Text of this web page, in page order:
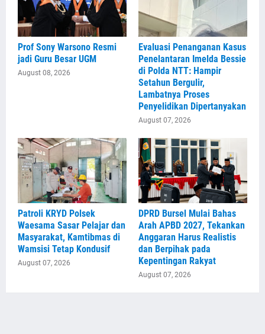
Prof Sony Warsono Resmi
jadi Guru Besar UGM
August 08, 2026
Evaluasi Penanganan Kasus
Penelantaran Imelda Bessie
di Polda NTT: Hampir
Setahun Bergulir,
Lambatnya Proses
Penyelidikan Dipertanyakan
August 07, 2026
Patroli KRYD Polsek
Waesama Sasar Pelajar dan
Masyarakat, Kamtibmas di
Wamsisi Tetap Kondusif
August 07, 2026
DPRD Bursel Mulai Bahas
Arah APBD 2027, Tekankan
Anggaran Harus Realistis
dan Berpihak pada
Kepentingan Rakyat
August 07, 2026